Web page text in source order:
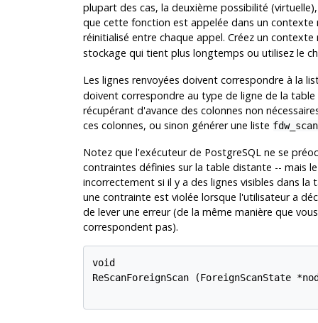
plupart des cas, la deuxième possibilité
que cette fonction est appelée dans un
réinitialisé entre chaque appel. Créez un
stockage qui tient plus longtemps ou utilisez le
Les lignes renvoyées doivent correspondre à la
doivent correspondre au type de ligne de la
récupérant d'avance des colonnes non
ces colonnes, ou sinon générer une liste
Notez que l'exécuteur de PostgreSQLne se
contraintes définies sur la table distante -- mais
incorrectement si il y a des lignes visibles dans
une contrainte est violée lorsque l'utilisateur a
de lever une erreur (de la même manière que
correspondent pas).
void
ReScanForeignScan (ForeignScanState